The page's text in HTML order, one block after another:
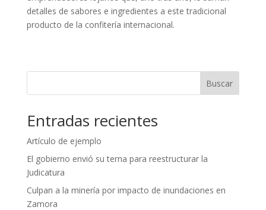
detalles de sabores e ingredientes a este tradicional
producto de la confitería internacional.
Buscar
Entradas recientes
Artículo de ejemplo
El gobierno envió su terna para reestructurar la
Judicatura
Culpan a la minería por impacto de inundaciones en
Zamora